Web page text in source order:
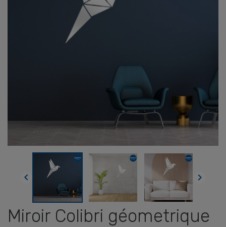
 
Miroir Colibri géometrique